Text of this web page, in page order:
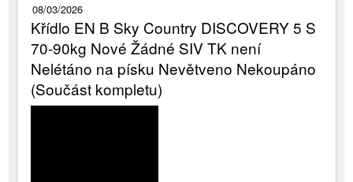
08/03/2026
Křídlo EN B Sky Country DISCOVERY 5 S
70-90kg Nové Žádné SIV TK není
Nelétáno na písku Nevětveno Nekoupáno
(Součást kompletu)